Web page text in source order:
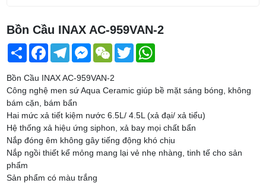
Bồn Cầu INAX AC-959VAN-2
Share FacebookTelegramMessenger
WeChatTwitter
Bồn Cầu INAX AC-959VAN-2
Công nghệ men sứ Aqua Ceramic giúp bề mặt sáng bóng, không
bám cặn, bám bẩn
Hai mức xả tiết kiệm nước 6.5L/ 4.5L (xả đại/ xả tiểu)
Hệ thống xả hiệu ứng siphon, xả bay mọi chất bẩn
Nắp đóng êm không gây tiếng động khó chịu
Nắp ngồi thiết kể mỏng mang lại vẻ nhẹ nhàng, tinh tế cho sản
phẩm
Sản phẩm có màu trắng